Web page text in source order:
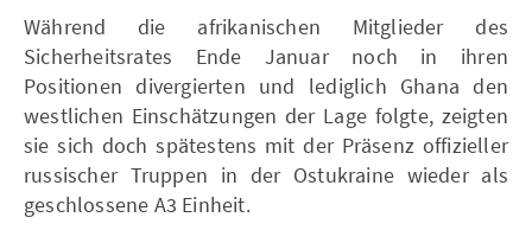
Während die afrikanischen Mitglieder des
Sicherheitsrates Ende Januar noch in ihren
Positionen divergierten und lediglich Ghana den
westlichen Einschätzungen der Lage folgte, zeigten
sie sich doch spätestens mit der Präsenz offizieller
russischer Truppen in der Ostukraine wieder als
geschlossene A3 Einheit.